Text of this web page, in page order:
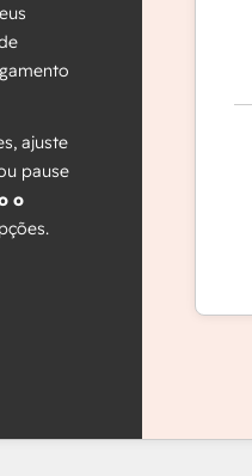
ajuste
pause
o